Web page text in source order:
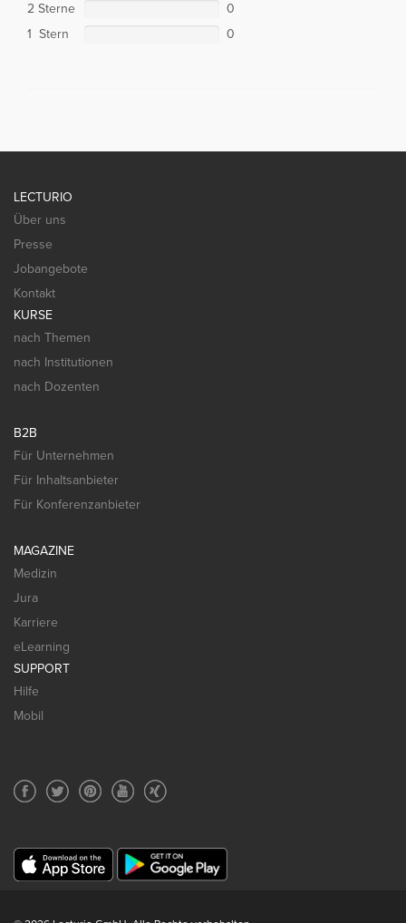
2 Sterne
0
1 Stern
0
LECTURIO
Über uns
Presse
Jobangebote
Kontakt
KURSE
nach Themen
nach Institutionen
nach Dozenten
B2B
Für Unternehmen
Für Inhaltsanbieter
Für Konferenzanbieter
MAGAZINE
Medizin
Jura
Karriere
eLearning
SUPPORT
Hilfe
Mobil